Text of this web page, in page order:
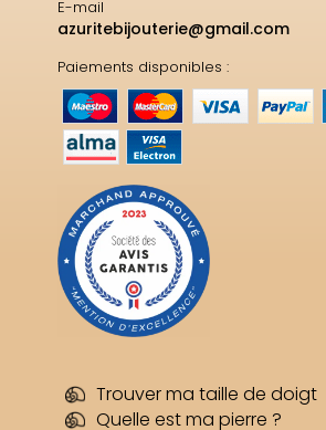
E-mail
azuritebijouterie@gmail.com
Paiements disponibles :
Trouver ma taille de doigt
Quelle est ma pierre ?